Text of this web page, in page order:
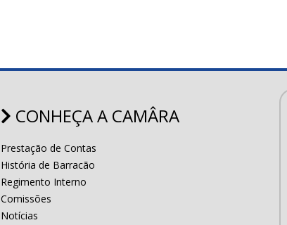
CONHEÇA A CAMÂRA
Prestação de Contas
História de Barracão
Regimento Interno
Comissões
Notícias